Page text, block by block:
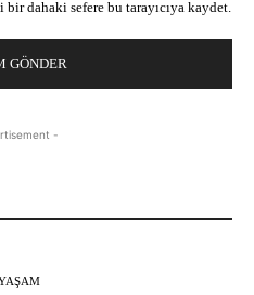
dahaki sefere bu tarayıcıya kaydet.
-